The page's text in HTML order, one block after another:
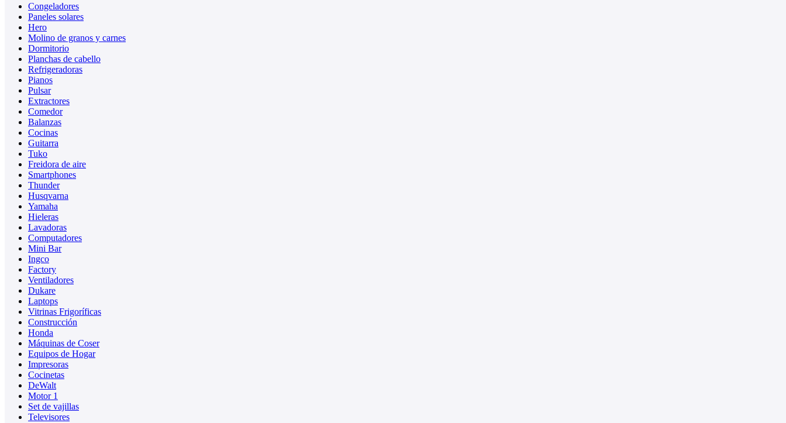
Congeladores
Paneles solares
Hero
Molino de granos y carnes
Dormitorio
Planchas de cabello
Refrigeradoras
Pianos
Pulsar
Extractores
Comedor
Balanzas
Cocinas
Guitarra
Tuko
Freidora de aire
Smartphones
Thunder
Husqvarna
Yamaha
Hieleras
Lavadoras
Computadores
Mini Bar
Ingco
Factory
Ventiladores
Dukare
Laptops
Vitrinas Frigoríficas
Construcción
Honda
Máquinas de Coser
Equipos de Hogar
Impresoras
Cocinetas
DeWalt
Motor 1
Set de vajillas
Televisores